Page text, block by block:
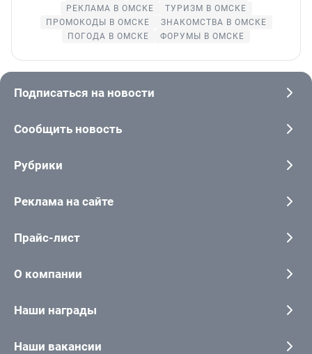
РЕКЛАМА В ОМСКЕ
ТУРИЗМ В ОМСКЕ
ПРОМОКОДЫ В ОМСКЕ
ЗНАКОМСТВА В ОМСКЕ
ПОГОДА В ОМСКЕ
ФОРУМЫ В ОМСКЕ
Подписаться на новости
Сообщить новость
Рубрики
Реклама на сайте
Прайс-лист
О компании
Наши награды
Наши вакансии